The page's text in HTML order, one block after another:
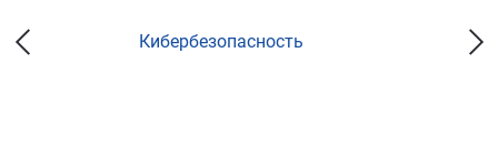
Кибербезопасность